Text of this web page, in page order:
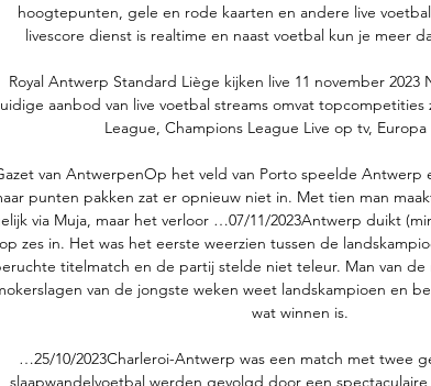
hoogtepunten, gele en rode kaarten en andere live
livescore dienst is realtime en naast voetbal kun je meer
Royal Antwerp Standard Liège kijken live 11 november
aanbod van live voetbal streams omvat topcompetities
League, Champions League Live op tv, Europa
van AntwerpenOp het veld van Porto speelde Antwerp
punten pakken zat er opnieuw niet in. Met tien man
via Muja, maar het verloor …07/11/2023Antwerp duikt
zes in. Het was het eerste weerzien tussen de
titelmatch en de partij stelde niet teleur. Man van
van de jongste weken weet landskampioen en
wat winnen is.
…25/10/2023Charleroi-Antwerp was een match met twee
slaapwandelvoetbal werden gevolgd door een